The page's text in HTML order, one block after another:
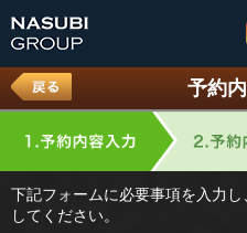
予約
下記フォームに必要事項を入力
してください。